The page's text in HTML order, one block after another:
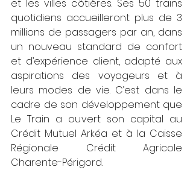
et les villes côtières. Ses 50 trains
quotidiens accueilleront plus de 3
millions de passagers par an, dans
un nouveau standard de confort
et d’expérience client, adapté aux
aspirations des voyageurs et à
leurs modes de vie. C’est dans le
cadre de son développement que
Le Train a ouvert son capital au
Crédit Mutuel Arkéa et à la Caisse
Régionale Crédit Agricole
Charente-Périgord.